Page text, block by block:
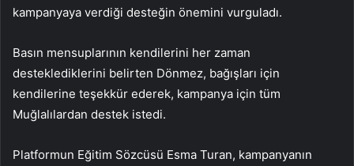
kampanyaya verdiği desteğin önemini vurguladı.
Basın mensuplarının kendilerini her zaman
desteklediklerini belirten Dönmez, bağışları için
kendilerine teşekkür ederek, kampanya için tüm
Muğlalılardan destek istedi.
Platformun Eğitim Sözcüsü Esma Turan, kampanyanın